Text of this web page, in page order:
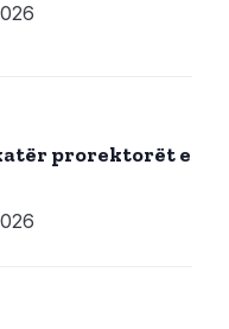
prorektorët e